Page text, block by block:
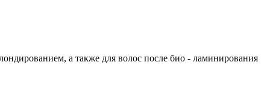
а также для волос после био - ламинирования